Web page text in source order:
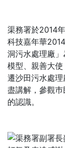
渠務署於2014
科技嘉年華
洞污水處理廠
模型、親善大
遷沙田污水處
盡講解，參觀
的認識。